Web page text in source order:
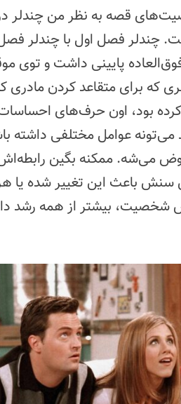
قصه به نظر من
چندلر فصل اول با چندلر
پایینی داشت و
که برای متقاعد کردن مادری که
بود، اون حرف‌های
می‌تونه عوامل مختلفی
می‌شه. ممکنه بگین
سنش باعث این تغییر شده یا
شخصیت، بیشتر از همه رشد